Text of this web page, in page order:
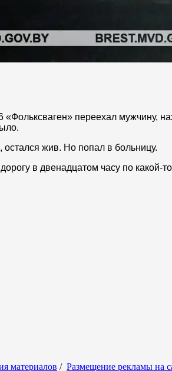
«Фольксваген» переехал мужчину,
остался жив. Но попал в больницу.
в двенадцатом часу по какой-
материалов / Размещение рекламы на